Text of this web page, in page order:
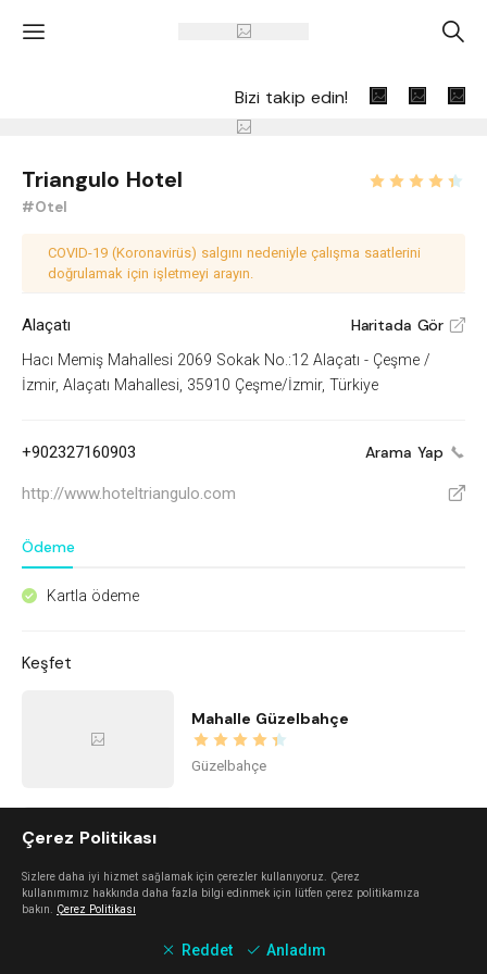
' A
Bizi takip edin!
Triangulo Hotel
#Otel
COVID-19 (Koronavirüs) salgını nedeniyle çalışma saatlerini
doğrulamak için işletmeyi arayın.
Alaçatı Haritada Gör V
Hacı Memiş Mahallesi 2069 Sokak No.:12 Alaçatı - Çeşme /
İzmir, Alaçatı Mahallesi, 35910 Çeşme/İzmir, Türkiye
+902327160903 Arama Yap
http://www.hoteltriangulo.com V
Ödeme
^ Kartla ödeme
Keşfet
Mahalle Güzelbahçe
Güzelbahçe
Alaçatı
Urla Dam
Çerez Politikası
Sizlere daha iyi hizmet sağlamak için çerezler kullanıyoruz. Çerez
kullanımımız hakkında daha fazla bilgi edinmek için lütfen çerez politikamıza
bakın. Çerez Politikası
Reddet Anladım